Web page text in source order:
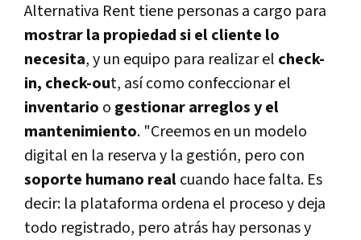
Alternativa Rent tiene personas a cargo para
mostrar la propiedad si el cliente lo
necesita, y un equipo para realizar el check-
in, check-out, así como confeccionar el
inventario o gestionar arreglos y el
mantenimiento. "Creemos en un modelo
digital en la reserva y la gestión, pero con
soporte humano realcuando hace falta. Es
decir: la plataforma ordena el proceso y deja
todo registrado, pero atrás hay personas y